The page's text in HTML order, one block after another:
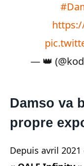
— 👑
Damso va
propre
Depuis avril